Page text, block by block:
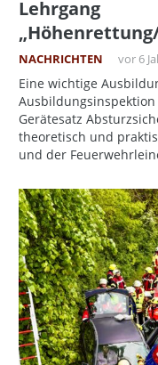
Lehrgang
NACHRICHTEN vor 6
Eine wichtige
Gerätesatz
theoretisch und
und der